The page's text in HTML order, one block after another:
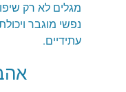
מגלים לא רק
נפשי מוגבר
עתידיים.